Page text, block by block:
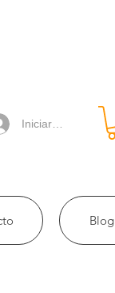
Iniciar sesión
Blog